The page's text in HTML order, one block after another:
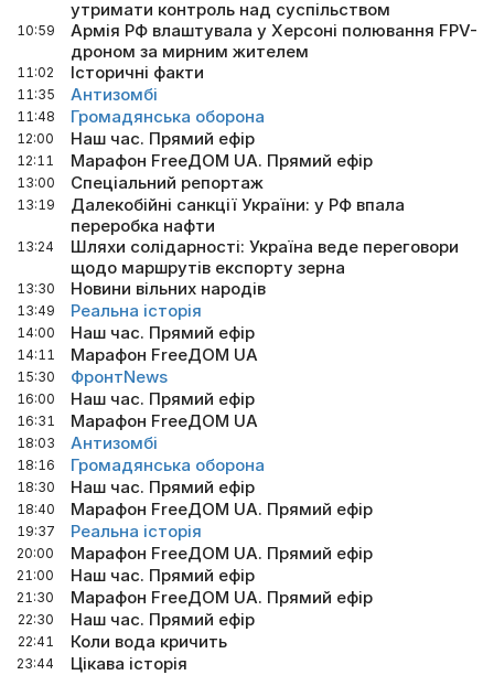
утримати контроль над суспільством
10:59
Армія РФ влаштувала у Херсоні полювання FPV-
дроном за мирним жителем
11:02 Історичні факти
11:35 Антизомбі
11:48 Громадянська оборона
12:00 Наш час. Прямий ефір
12:11 Марафон FreeДОМ UA. Прямий ефір
13:00 Спеціальний репортаж
13:19
Далекобійні санкції України: у РФ впала
переробка нафти
13:24
Шляхи солідарності: Україна веде переговори
щодо маршрутів експорту зерна
13:30 Новини вільних народів
13:49 Реальна історія
14:00 Наш час. Прямий ефір
14:11 Марафон FreeДОМ UA
15:30 ФронтNews
16:00 Наш час. Прямий ефір
16:31 Марафон FreeДОМ UA
18:03 Антизомбі
18:16 Громадянська оборона
18:30 Наш час. Прямий ефір
18:40 Марафон FreeДОМ UA. Прямий ефір
19:37 Реальна історія
20:00 Марафон FreeДОМ UA. Прямий ефір
21:00 Наш час. Прямий ефір
21:30 Марафон FreeДОМ UA. Прямий ефір
22:30 Наш час. Прямий ефір
22:41 Коли вода кричить
23:44 Цікава історія